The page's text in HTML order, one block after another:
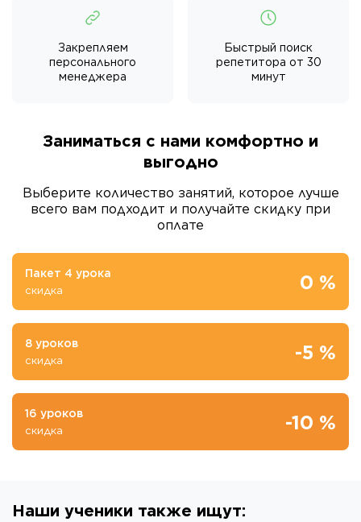
Закрепляем
персонального
менеджера
Быстрый поиск
репетитора от 30
минут
Заниматься с нами комфортно и
выгодно
Выберите количество занятий, которое лучше
всего вам подходит и получайте скидку при
оплате
Пакет 4 урока
скидка 0 %
8 уроков
скидка -5 %
16 уроков
скидка -10 %
Наши ученики также ищут: